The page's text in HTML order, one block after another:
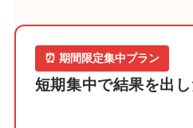
⏰ 期間限定集中プラン
短期集中で結果を出